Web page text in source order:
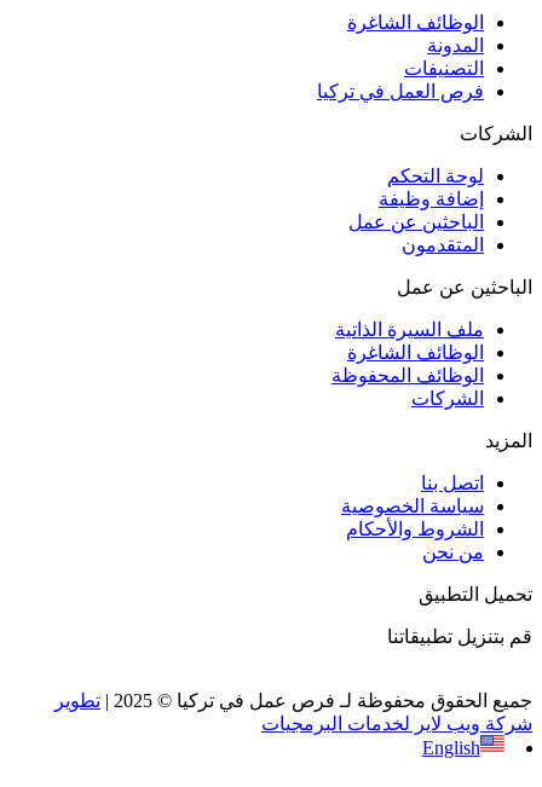
الوظائف الشاغرة
المدونة
التصنيفات
فرص العمل في تركيا
الشركات
لوحة التحكم
إضافة وظيفة
الباحثين عن عمل
المتقدمون
الباحثين عن عمل
ملف السيرة الذاتية
الوظائف الشاغرة
الوظائف المحفوظة
الشركات
المزيد
اتصل بنا
سياسة الخصوصية
الشروط والأحكام
من نحن
تحميل التطبيق
قم بتنزيل تطبيقاتنا
جميع الحقوق محفوظة لـ فرص عمل في تركيا © 2025 |
تطوير
شركة ويب لاير لخدمات البرمجيات
English